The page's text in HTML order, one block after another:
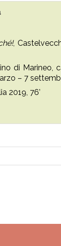
,
di Marineo,
– 7
2019, 76’